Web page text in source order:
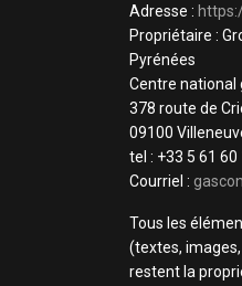
Adresse :
Propriétaire :
Pyrénées
Centre national
378 route de
09100
tel : +33 5 61 60
Courriel :
Tous les
(textes,
restent la